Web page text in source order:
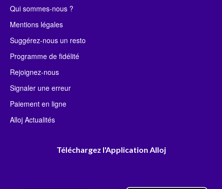
Qui sommes-nous ?
Mentions légales
Suggérez-nous un resto
Programme de fidélité
Rejoignez-nous
Signaler une erreur
Paiement en ligne
Alloj Actualités
Téléchargez l'Application Alloj